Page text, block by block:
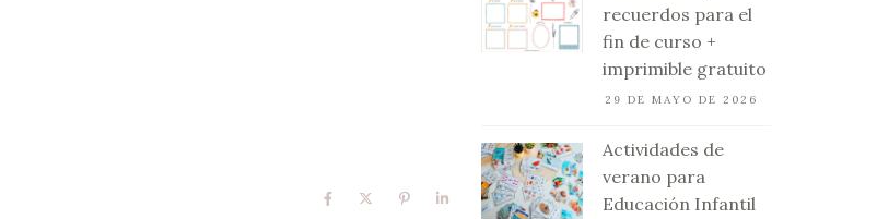
recuerdos para el
fin de curso +
imprimible gratuito
29 DE MAYO DE 2026
Actividades de
verano para
Educación Infantil